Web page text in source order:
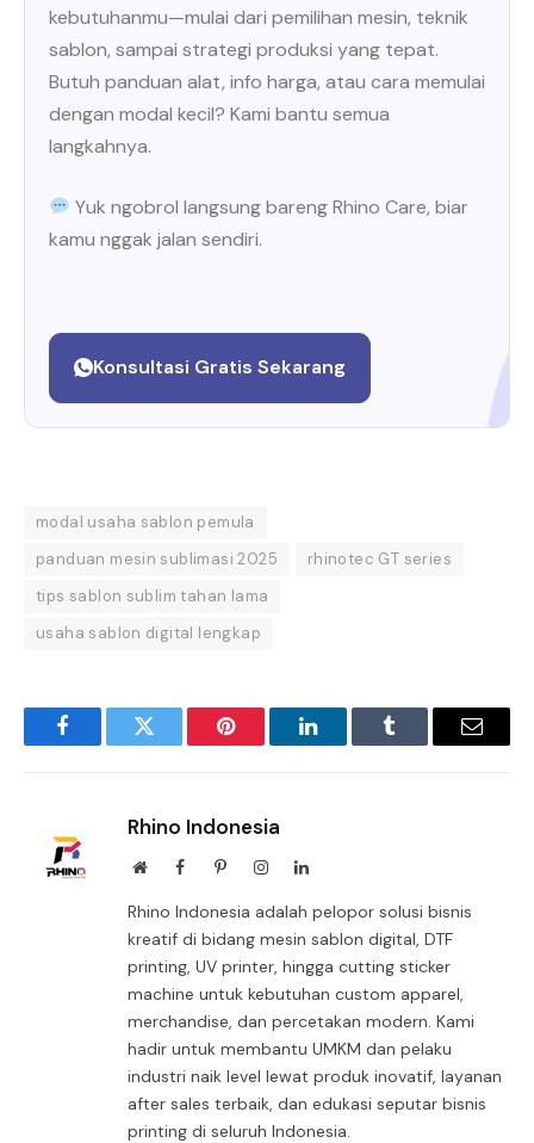
kebutuhanmu—mulai dari pemilihan mesin, teknik
sablon, sampai strategi produksi yang tepat.
Butuh panduan alat, info harga, atau cara memulai
dengan modal kecil? Kami bantu semua
langkahnya.
Yuk ngobrol langsung bareng Rhino Care, biar
kamu nggak jalan sendiri.
Konsultasi Gratis Sekarang
modal usaha sablon pemula
panduan mesin sublimasi 2025
rhinotec GT series
tips sablon sublim tahan lama
usaha sablon digital lengkap
FacebookTwitter Pinterest LinkedInTumblr Email
Rhino Indonesia
WebsiteFacebookPinterestInstagramLinkedIn
Rhino Indonesia adalah pelopor solusi bisnis
kreatif di bidang mesin sablon digital, DTF
printing, UV printer, hingga cutting sticker
machine untuk kebutuhan custom apparel,
merchandise, dan percetakan modern. Kami
hadir untuk membantu UMKM dan pelaku
industri naik level lewat produk inovatif, layanan
after sales terbaik, dan edukasi seputar bisnis
printing di seluruh Indonesia.